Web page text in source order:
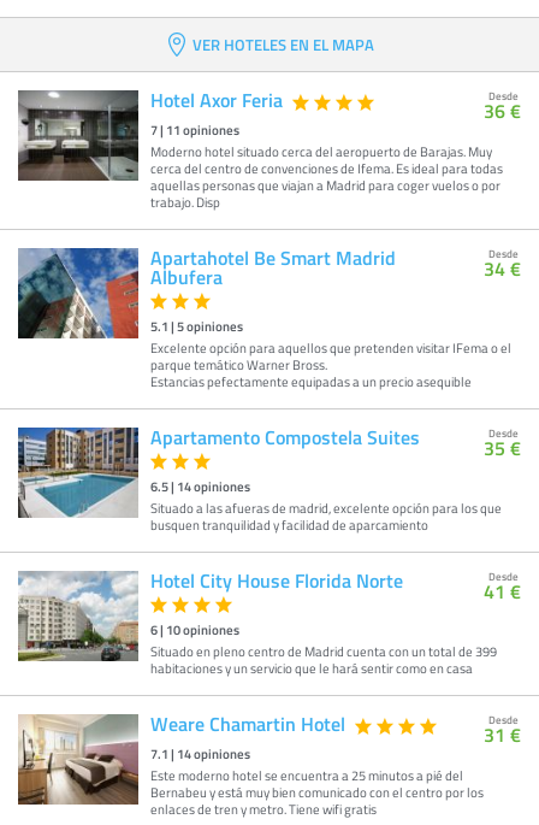
VER HOTELES EN EL MAPA
Hotel Axor Feria
7| 11opiniones
Moderno hotel situado cerca del aeropuerto de Barajas. Muy
cerca del centro de convenciones de Ifema. Es ideal para todas
aquellas personas que viajan a Madrid para coger vuelos o por
trabajo. Disp
Desde
36 €
Apartahotel Be Smart Madrid
Albufera
5.1|5opiniones
Excelente opción para aquellos que pretenden visitar IFema o el
parque temático Warner Bross.
Estancias pefectamente equipadas a un precio asequible
Desde
34 €
Apartamento Compostela Suites
6.5| 14opiniones
Situado a las afueras de madrid, excelente opción para los que
busquen tranquilidad y facilidad de aparcamiento
Desde
35 €
Hotel City House Florida Norte
6| 10opiniones
Situado en pleno centro de Madrid cuenta con un total de 399
habitaciones y un servicio que le hará sentir como en casa
Desde
41 €
Weare Chamartin Hotel
7.1| 14opiniones
Este moderno hotel se encuentra a 25 minutos a pié del
Bernabeu y está muy bien comunicado con el centro por los
enlaces de tren y metro. Tiene wifi gratis
Desde
31 €